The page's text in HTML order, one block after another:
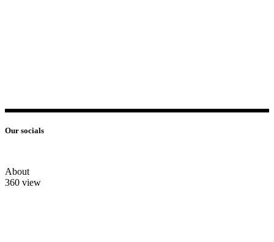
Our socials
About
360 view